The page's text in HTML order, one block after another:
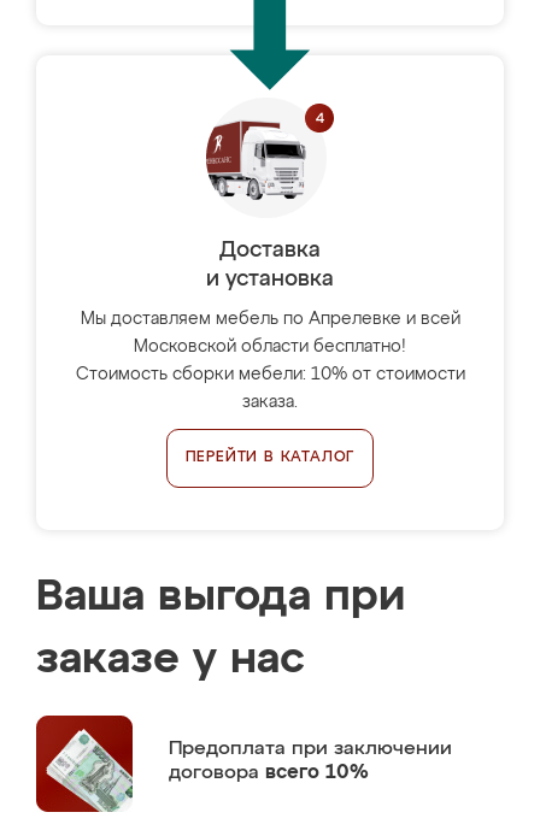
Доставка
и установка
Мы доставляем мебель по Апрелевке и всей
Московской области бесплатно!
Стоимость сборки мебели: 10% от стоимости
заказа.
ПЕРЕЙТИ В КАТАЛОГ
Ваша выгода при
заказе у нас
Предоплата при заключении
договора всего 10%